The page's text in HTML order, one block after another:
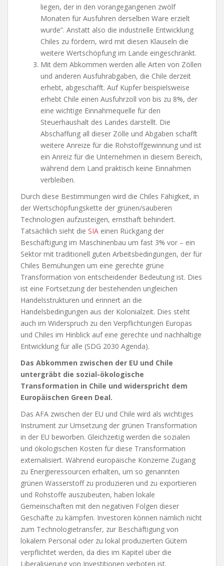
liegen, der in den vorangegangenen zwölf
Monaten für Ausfuhren derselben Ware erzielt
wurde”. Anstatt also die industrielle Entwicklung
Chiles zu fördern, wird mit diesen Klauseln die
weitere Wertschöpfung im Lande eingeschränkt.
Mit dem Abkommen werden alle Arten von Zöllen
und anderen Ausfuhrabgaben, die Chile derzeit
erhebt, abgeschafft. Auf Kupfer beispielsweise
erhebt Chile einen Ausfuhrzoll von bis zu 8%, der
eine wichtige Einnahmequelle für den
Steuerhaushalt des Landes darstellt. Die
Abschaffung all dieser Zölle und Abgaben schafft
weitere Anreize für die Rohstoffgewinnung und ist
ein Anreiz für die Unternehmen in diesem Bereich,
während dem Land praktisch keine Einnahmen
verbleiben.
Durch diese Bestimmungen wird die Chiles Fähigkeit, in
der Wertschöpfungskette der grünen/sauberen
Technologien aufzusteigen, ernsthaft behindert.
Tatsächlich sieht die SIA einen Rückgang der
Beschäftigung im Maschinenbau um fast 3% vor – ein
Sektor mit traditionell guten Arbeitsbedingungen, der für
Chiles Bemühungen um eine gerechte grüne
Transformation von entscheidender Bedeutung ist. Dies
ist eine Fortsetzung der bestehenden ungleichen
Handelsstrukturen und erinnert an die
Handelsbedingungen aus der Kolonialzeit. Dies steht
auch im Widerspruch zu den Verpflichtungen Europas
und Chiles im Hinblick auf eine gerechte und nachhaltige
Entwicklung für alle (SDG 2030 Agenda).
Das Abkommen zwischen der EU und Chile
untergräbt die sozial-ökologische
Transformation in Chile und widerspricht dem
Europäischen Green Deal.
Das AFA zwischen der EU und Chile wird als wichtiges
Instrument zur Umsetzung der grünen Transformation
in der EU beworben. Gleichzeitig werden die sozialen
und ökologischen Kosten für diese Transformation
externalisiert. Während europäische Konzerne Zugang
zu Energieressourcen erhalten, um so genannten
grünen Wasserstoff zu produzieren und zu exportieren
und Rohstoffe auszubeuten, haben lokale
Gemeinschaften mit den negativen Folgen dieser
Geschäfte zu kämpfen. Investoren können nämlich nicht
zum Technologietransfer, zur Beschäftigung von
lokalem Personal oder zu lokal produzierten Gütern
verpflichtet werden, da dies im Kapitel über die
Liberalisierung von Investitionen verboten ist.